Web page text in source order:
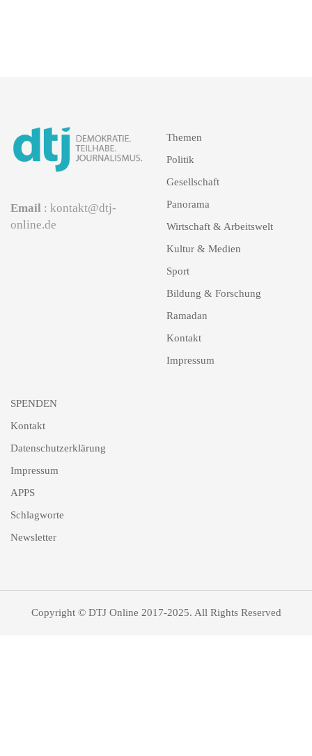
Email : kontakt@dtj-
online.de
Themen
Politik
Gesellschaft
Panorama
Wirtschaft & Arbeitswelt
Kultur & Medien
Sport
Bildung & Forschung
Ramadan
Kontakt
Impressum
SPENDEN
Kontakt
Datenschutzerklärung
Impressum
APPS
Schlagworte
Newsletter
Copyright © DTJ Online 2017-2025. All Rights Reserved